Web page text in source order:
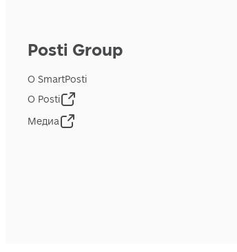
Posti Group
О SmartPosti
О Posti
Медиа